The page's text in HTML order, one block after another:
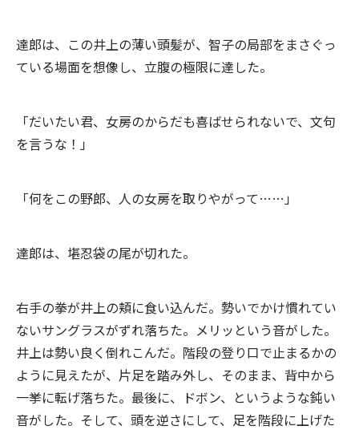
達郎は、この井上の薄い頭髪が、智子の局部をまさぐっ
ている場面を想像し、立腹の極限に達した。
「だいたい君、女房のからだも喜ばせられないで、文句
を言うな！」
「何をこの野郎、人の女房を取りやがって……」
達郎は、堪忍袋の尾が切れた。
右手の拳が井上の頬に食い込んだ。勢いでかけ慣れてい
ないサングラスがずれ落ちた。メリッという音がした。
井上は勢い良く倒れこんだ。階段の登り口で止まるかの
ように見えたが、片足を踏み外し、そのまま、背中から
一挙に転げ落ちた。最後に、ドボン、というような鈍い
音がした。そして、頭を逆さにして、足を階段に上げた